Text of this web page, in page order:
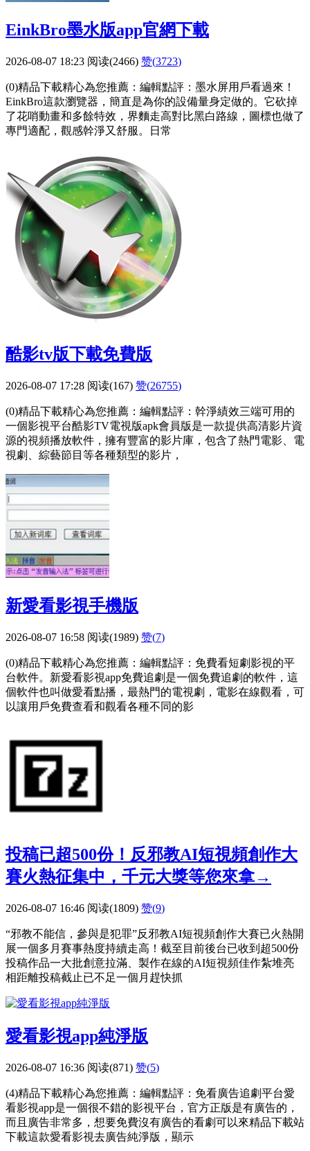
EinkBro墨水版app官網下載
2026-08-07 18:23 阅读(2466) 赞(3723)
(0)精品下載精心為您推薦：編輯點評：墨水屏用戶看過來！
EinkBro這款瀏覽器，簡直是為你的設備量身定做的。它砍掉
了花哨動畫和多餘特效，界麵走高對比黑白路線，圖標也做了
專門適配，觀感幹淨又舒服。日常
酷影tv版下載免費版
2026-08-07 17:28 阅读(167) 赞(26755)
(0)精品下載精心為您推薦：編輯點評：幹淨績效三端可用的
一個影視平台酷影TV電視版apk會員版是一款提供高清影片資
源的視頻播放軟件，擁有豐富的影片庫，包含了熱門電影、電
視劇、綜藝節目等各種類型的影片，
新愛看影視手機版
2026-08-07 16:58 阅读(1989) 赞(7)
(0)精品下載精心為您推薦：編輯點評：免費看短劇影視的平
台軟件。新愛看影視app免費追劇是一個免費追劇的軟件，這
個軟件也叫做愛看點播，最熱門的電視劇，電影在線觀看，可
以讓用戶免費查看和觀看各種不同的影
投稿已超500份！反邪教AI短視頻創作大
賽火熱征集中，千元大獎等您來拿→
2026-08-07 16:46 阅读(1809) 赞(9)
“邪教不能信，參與是犯罪”反邪教AI短視頻創作大賽已火熱開
展一個多月賽事熱度持續走高！截至目前後台已收到超500份
投稿作品一大批創意拉滿、製作在線的AI短視頻佳作紮堆亮
相距離投稿截止已不足一個月趕快抓
愛看影視app純淨版
2026-08-07 16:36 阅读(871) 赞(5)
(4)精品下載精心為您推薦：編輯點評：免看廣告追劇平台愛
看影視app是一個很不錯的影視平台，官方正版是有廣告的，
而且廣告非常多，想要免費沒有廣告的看劇可以來精品下載站
下載這款愛看影視去廣告純淨版，顯示